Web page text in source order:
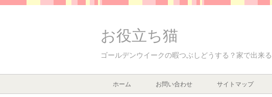
お役立ち猫
ゴールデンウイークの暇つぶしどうする？家で出来る
ホーム お問い合わせ サイトマップ